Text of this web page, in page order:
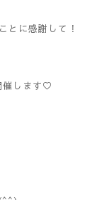
とに感謝して！
催します♡